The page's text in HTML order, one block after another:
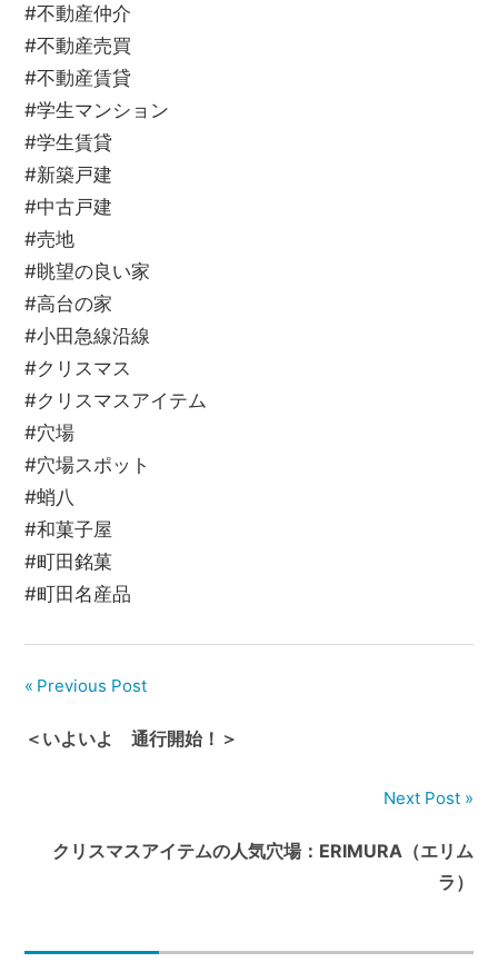
#不動産仲介
#不動産売買
#不動産賃貸
#学生マンション
#学生賃貸
#新築戸建
#中古戸建
#売地
#眺望の良い家
#高台の家
#小田急線沿線
#クリスマス
#クリスマスアイテム
#穴場
#穴場スポット
#蛸八
#和菓子屋
#町田銘菓
#町田名産品
Previous Post
＜いよいよ 通行開始！＞
Next Post
クリスマスアイテムの人気穴場：ERIMURA（エリム
ラ）